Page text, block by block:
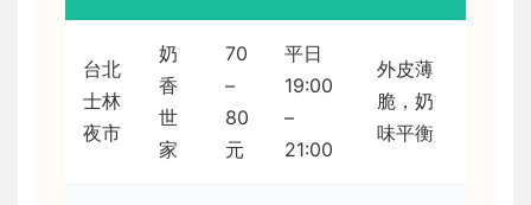
台北
士林
夜市
奶
香
世
家
70
–
80
元
平日
19:00
–
21:00
外皮薄
脆，奶
味平衡